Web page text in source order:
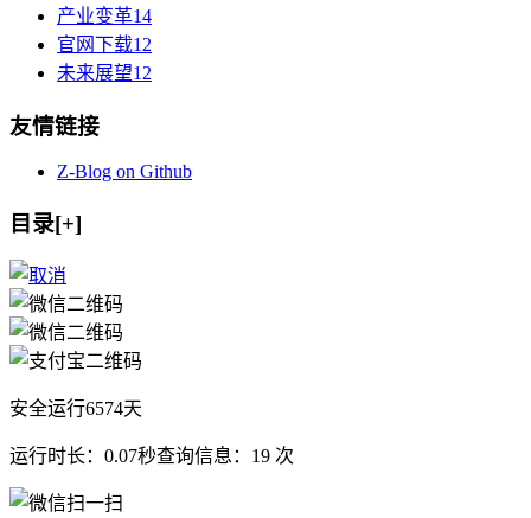
产业变革14
官网下载12
未来展望12
友情链接
Z-Blog on Github
目录[+]
安全运行6574天
运行时长：0.07秒查询信息：19 次